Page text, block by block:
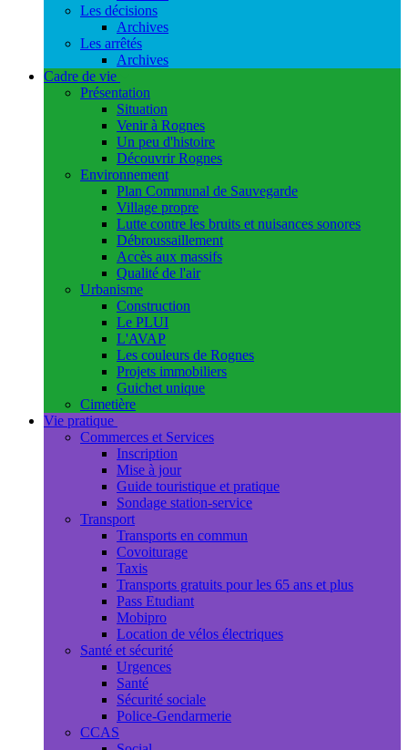
Les décisions
Archives
Les arrêtés
Archives
Cadre de vie
Présentation
Situation
Venir à Rognes
Un peu d'histoire
Découvrir Rognes
Environnement
Plan Communal de Sauvegarde
Village propre
Lutte contre les bruits et nuisances sonores
Débroussaillement
Accès aux massifs
Qualité de l'air
Urbanisme
Construction
Le PLUI
L'AVAP
Les couleurs de Rognes
Projets immobiliers
Guichet unique
Cimetière
Vie pratique
Commerces et Services
Inscription
Mise à jour
Guide touristique et pratique
Sondage station-service
Transport
Transports en commun
Covoiturage
Taxis
Transports gratuits pour les 65 ans et plus
Pass Etudiant
Mobipro
Location de vélos électriques
Santé et sécurité
Urgences
Santé
Sécurité sociale
Police-Gendarmerie
CCAS